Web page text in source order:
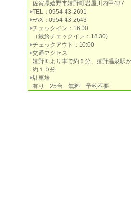
佐賀県嬉野市嬉野町岩屋川内甲437
TEL：0954-43-2691
FAX：0954-43-2643
チェックイン：16:00
（最終チェックイン：18:30)
チェックアウト：10:00
交通アクセス
嬉野ICより車で約５分、嬉野温泉駅
約１０分
駐車場
有り 25台 無料 予約不要